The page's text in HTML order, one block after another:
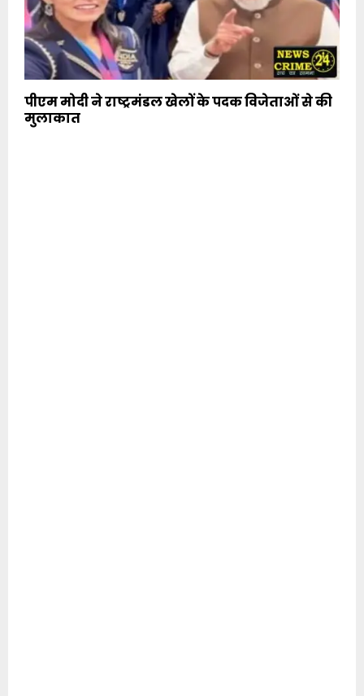
पीएम मोदी ने राष्ट्रमंडल खेलों के पदक विजेताओं से की
मुलाकात